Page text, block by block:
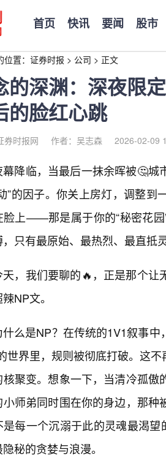
首页 快讯 要闻 股市
置： 证券时报 > 公司 > 正文
的深渊：深夜限
的脸红心跳
券时报网 作者：吴志森 2026-02-09
幕降临，当最后一抹余晖被🤔城
”的因子。你关上房灯，调整
脸上——那是属于你的“秘密花
，只有最原始、最热烈、最直抵
天，我们要聊的🔥，正是那个让
NP文。
什么是NP？在传统的1V1叙事
世界里，规则被彻底打破。这
核聚变。想象一下，当清冷孤
师弟同时围在你的身边，那
是每一个沉溺于此的灵魂最渴
秘的贪婪与浪漫。